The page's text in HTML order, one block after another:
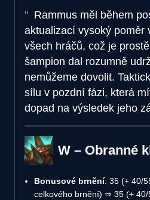
Rammus měl během
aktualizací vysoký poměr
všech hráčů, což je
šampion dal rozumně
nemůžeme dovolit.
sílu v pozdní fázi, která
dopad na výsledek jeho
W – Obranné
Bonusové brnění: 35 (+ 40/
celkového brnění) ⇒ 35 (+ 40/